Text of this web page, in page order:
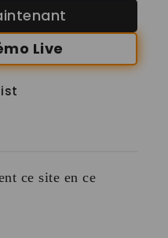
Live
ce site en ce